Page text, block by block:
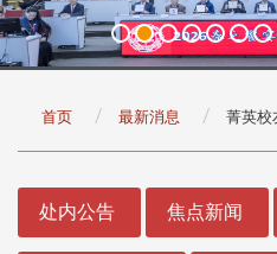
首页 最新消息 菁英校
处内公告 焦点新闻